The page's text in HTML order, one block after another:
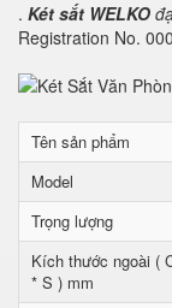
. Két sắt WELKO
Registration No.
Tên sản phẩm
Model
Trọng lượng
Kích thước ngoài (
* S ) mm